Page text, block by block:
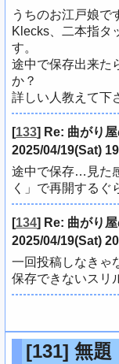
うちのお江戸娘で
Klecks、二本指タ
す。
途中で保存出来た
か？
詳しい人教えて下
[133] Re: 曲がり
2025/04/19(Sat)
途中で保存…見た
く」で再開する
[134] Re: 曲がり
2025/04/19(Sat)
一回投稿しなきゃ
保存できないスリ
[131] 無題